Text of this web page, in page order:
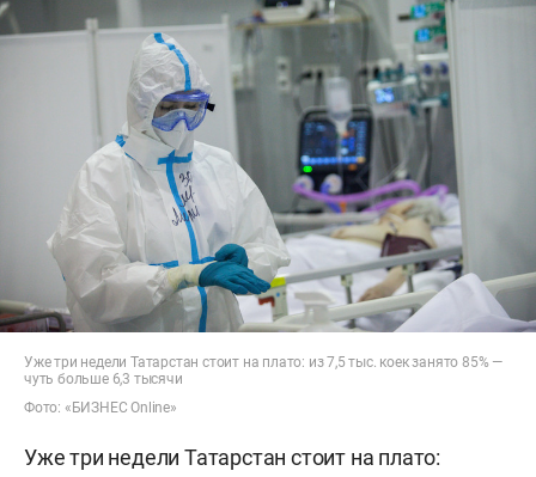
Уже три недели Татарстан стоит на плато: из 7,5 тыс. коек занято 85% —
чуть больше 6,3 тысячи
Фото: «БИЗНЕС Online»
Уже три недели Татарстан стоит на плато: